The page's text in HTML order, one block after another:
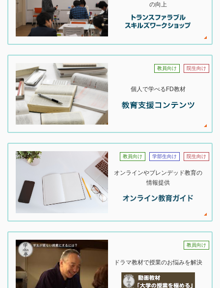
の向上
教員向け 院生向け
個人で学べるFD教材
教員向け 学部生向け 院生向け
オンラインやブレンデッド教育の
情報提供
教員向け
ドラマ教材で授業のお悩みを解決